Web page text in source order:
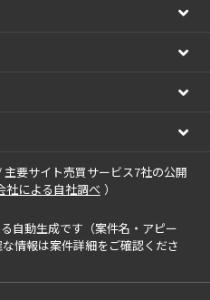
要サイト売買サービス7社の公開
社による自社調べ ）
自動生成です（案件名・アピー
情報は案件詳細をご確認くださ